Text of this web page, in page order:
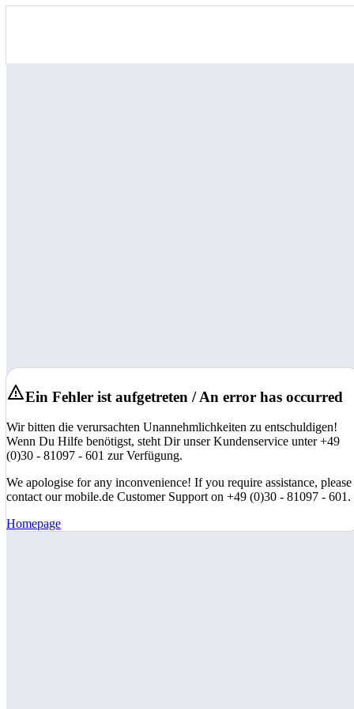
Ein Fehler ist aufgetreten / An error has occurred
Wir bitten die verursachten Unannehmlichkeiten zu entschuldigen!
Wenn Du Hilfe benötigst, steht Dir unser Kundenservice unter +49
(0)30 - 81097 - 601 zur Verfügung.
We apologise for any inconvenience! If you require assistance, please
contact our mobile.de Customer Support on +49 (0)30 - 81097 - 601.
Homepage